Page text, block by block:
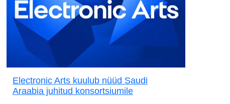
Electronic Arts kuulub nüüd Saudi
Araabia juhitud konsortsiumile